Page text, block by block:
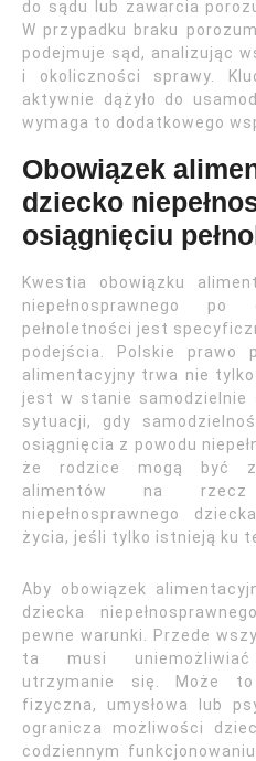
do sądu lub zawarcia
W przypadku braku
podejmuje sąd, analizując
i okoliczności sprawy.
aktywnie dążyło do
wymaga to dodatkowego
Obowiązek
dziecko
osiągnięciu
Kwestia obowiązku
niepełnosprawnego
pełnoletności jest
podejścia. Polskie prawo
alimentacyjny trwa nie
jest w stanie
sytuacji, gdy
osiągnięcia z powodu
że rodzice mogą być
alimentów na rzecz
niepełnosprawnego
życia, jeśli tylko istnieją ku
Aby obowiązek
dziecka
pewne warunki. Przede
ta musi
utrzymanie się. Może to
fizyczna, umysłowa lub
ogranicza możliwości
codziennym